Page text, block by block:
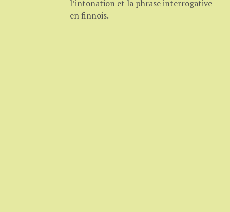
l’intonation et la phrase interrogative
en finnois.